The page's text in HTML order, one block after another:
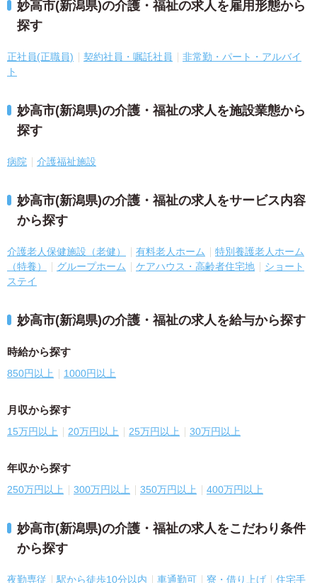
妙高市(新潟県)の介護・福祉の求人を雇用形態から
探す
正社員(正職員) 契約社員・嘱託社員
非常勤・パート・アルバイ
ト
妙高市(新潟県)の介護・福祉の求人を施設業態から
探す
病院 介護福祉施設
妙高市(新潟県)の介護・福祉の求人をサービス内容
から探す
介護老人保健施設（老健） 有料老人ホーム
特別養護老人ホーム
（特養）
グループホーム ケアハウス・高齢者住宅地
ショート
ステイ
妙高市(新潟県)の介護・福祉の求人を給与から探す
時給から探す
850円以上 1000円以上
月収から探す
15万円以上 20万円以上 25万円以上 30万円以上
年収から探す
250万円以上 300万円以上 350万円以上 400万円以上
妙高市(新潟県)の介護・福祉の求人をこだわり条件
から探す
夜勤専従 駅から徒歩10分以内 車通勤可 寮・借り上げ
住宅手